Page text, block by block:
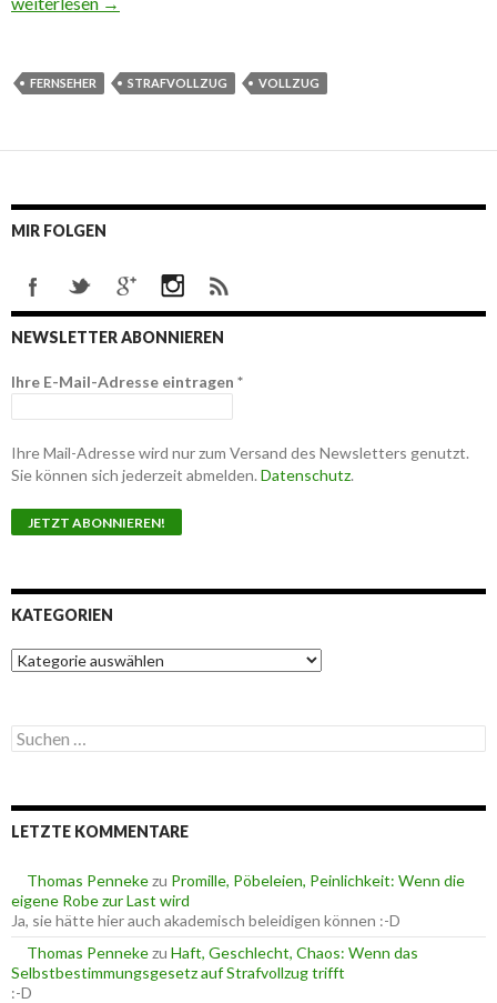
FERNSEHER STRAFVOLLZUG VOLLZUG
MIR FOLGEN
NEWSLETTER ABONNIEREN
Ihre E-Mail-Adresse eintragen *
Ihre Mail-Adresse wird nur zum Versand des Newsletters genutzt.
Sie können sich jederzeit abmelden. Datenschutz.
KATEGORIEN
K
a
g
o
n
S
u
e
n
c
h
:
LETZTE KOMMENTARE
Thomas Pennekezu Promille, Pöbeleien, Peinlichkeit: Wenn die
eigene Robe zur Last wird
Ja, sie hätte hier auch akademisch beleidigen können :-D
Thomas Pennekezu Haft, Geschlecht, Chaos: Wenn das
Selbstbestimmungsgesetz auf Strafvollzug trifft
:-D